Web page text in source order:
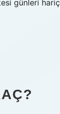
günleri hariç